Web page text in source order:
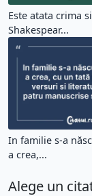
Este atata crima
Shakespear...
In familie s-a
a crea,...
Alege un